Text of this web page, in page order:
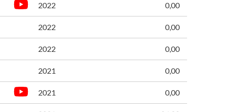
2022 0,00
2022 0,00
2022 0,00
2021 0,00
2021 0,00